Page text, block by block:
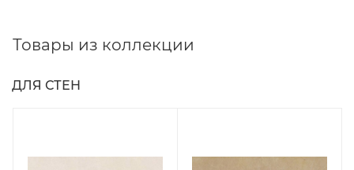
Товары из коллекции
ДЛЯ СТЕН